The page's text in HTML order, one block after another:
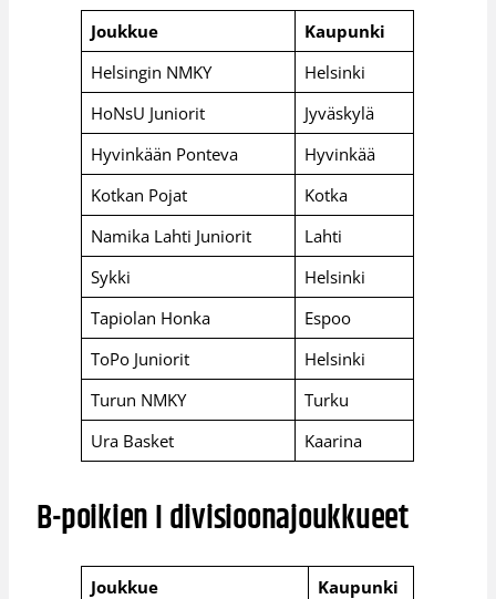
Joukkue
Kaupunki
Helsingin NMKY
Helsinki
HoNsU Juniorit
Jyväskylä
Hyvinkään Ponteva
Hyvinkää
Kotkan Pojat
Kotka
Namika Lahti Juniorit
Lahti
Sykki
Helsinki
Tapiolan Honka
Espoo
ToPo Juniorit
Helsinki
Turun NMKY
Turku
Ura Basket
Kaarina
B-poikien I divisioonajoukkueet
Joukkue
Kaupunki